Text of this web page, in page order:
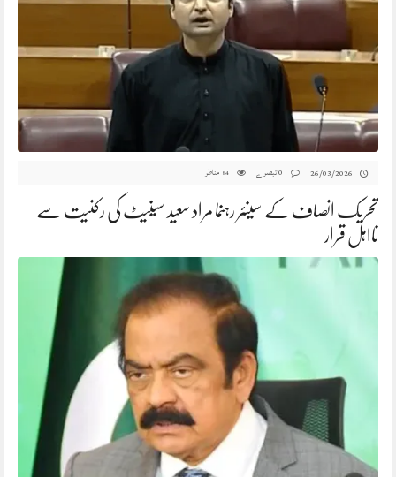
26/03/2026
84 مناظر
تحریک انصاف کے سینئر رہنما مراد سعید سینیٹ کی رکنیت سے
نااہل قرار